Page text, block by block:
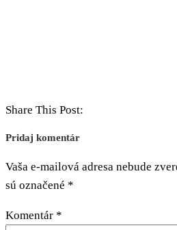
Share This Post:
Pridaj komentár
Vaša e-mailová adresa nebude
sú označené *
Komentár *